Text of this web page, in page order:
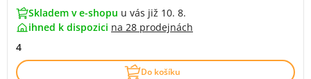
Skladem v e-shopu u vás již 10. 8.
ihned k dispozici na 28 prodejnách
4
Do košíku